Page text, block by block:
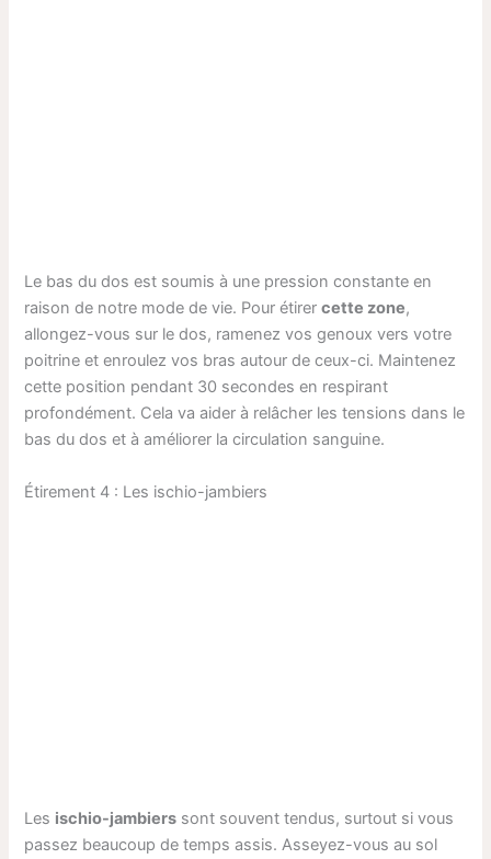
Le bas du dos est soumis à une pression constante en
raison de notre mode de vie. Pour étirercette zone,
allongez-vous sur le dos, ramenez vos genoux vers votre
poitrine et enroulez vos bras autour de ceux-ci. Maintenez
cette position pendant 30 secondes en respirant
profondément. Cela va aider à relâcher les tensions dans le
bas du dos et à améliorer la circulation sanguine.
Étirement 4 : Les ischio-jambiers
Les ischio-jambiers sont souvent tendus, surtout si vous
passez beaucoup de temps assis. Asseyez-vous au sol